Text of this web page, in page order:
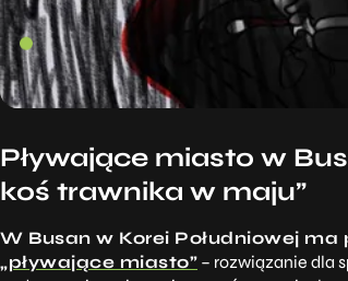
Pływające miasto w
koś trawnika w maju”
W Busan w Korei Południowej
„pływające miasto” – rozwiązanie dla